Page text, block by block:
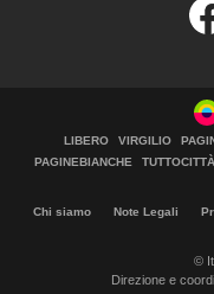
LIBERO VIRGILIO
PAGINEBIANCHE
TUTTOCITTÀ
Chi siamo Note Legali
©
Direzione e